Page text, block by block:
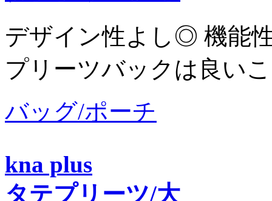
デザイン性よし◎ 機能
プリーツバックは良い
バッグ/ポーチ
kna plus
タテプリーツ/大